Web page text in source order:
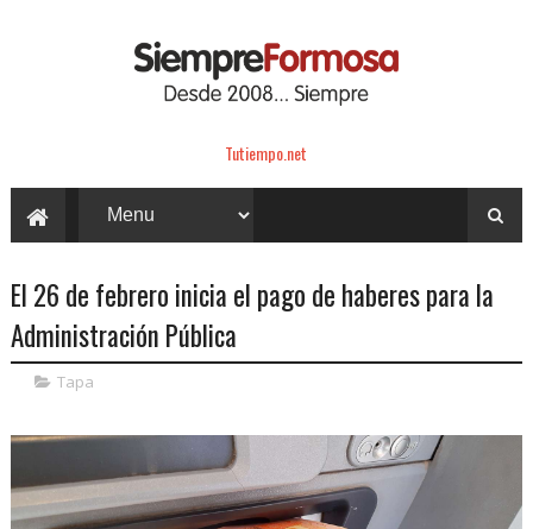
Tutiempo.net
El 26 de febrero inicia el pago de haberes para la
Administración Pública
Tapa